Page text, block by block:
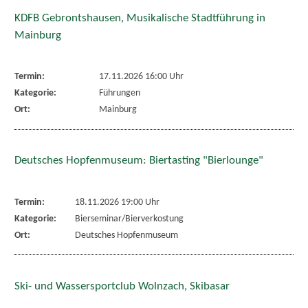
KDFB Gebrontshausen, Musikalische Stadtführung in
Mainburg
Termin:
17.11.2026 16:00 Uhr
Kategorie:
Führungen
Ort:
Mainburg
Deutsches Hopfenmuseum: Biertasting "Bierlounge"
Termin:
18.11.2026 19:00 Uhr
Kategorie:
Bierseminar/Bierverkostung
Ort:
Deutsches Hopfenmuseum
Ski- und Wassersportclub Wolnzach, Skibasar